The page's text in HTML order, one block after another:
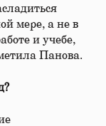
мере, а не в
и учебе,
Панова.